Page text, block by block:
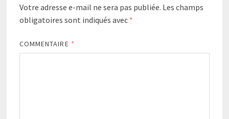
Votre adresse e-mail ne sera pas publiée. Les champs
obligatoires sont indiqués avec *
COMMENTAIRE *